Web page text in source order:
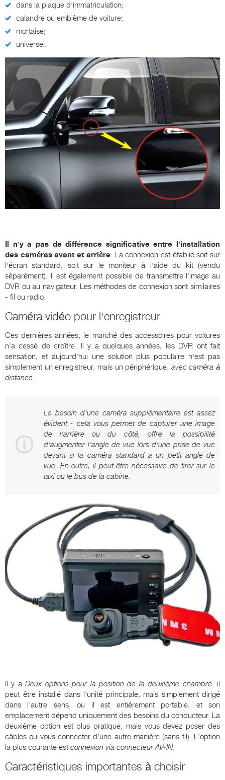
dans la plaque d'immatriculation;
calandre ou emblème de voiture;
mortaise;
universel.
Il n'y a pas de différence significative entre l'installation
des caméras avant et arrière. La connexion est établie soit sur
l'écran standard, soit sur le moniteur à l'aide du kit (vendu
séparément). Il est également possible de transmettre l'image au
DVR ou au navigateur. Les méthodes de connexion sont similaires
- fil ou radio.
Caméra vidéo pour l'enregistreur
Ces dernières années, le marché des accessoires pour voitures
n'a cessé de croître. Il y a quelques années, les DVR ont fait
sensation, et aujourd'hui une solution plus populaire n'est pas
simplement un enregistreur, mais un périphérique. avec caméra à
distance.
Le besoin d'une caméra supplémentaire est assez
évident - cela vous permet de capturer une image
de l'arrière ou du côté, offre la possibilité
d'augmenter l'angle de vue lors d'une prise de vue
devant si la caméra standard a un petit angle de
vue. En outre, il peut être nécessaire de tirer sur le
taxi ou le bus de la cabine.
Il y aDeux options pour la position de la deuxième chambre:il
peut être installé dans l'unité principale, mais simplement dirigé
dans l'autre sens, ou il est entièrement portable, et son
emplacement dépend uniquement des besoins du conducteur. La
deuxième option est plus pratique, mais vous devez poser des
câbles ou vous connecter d’une autre manière (sans fil). L'option
la plus courante est connexion via connecteur AV-IN.
Caractéristiques importantes à choisir